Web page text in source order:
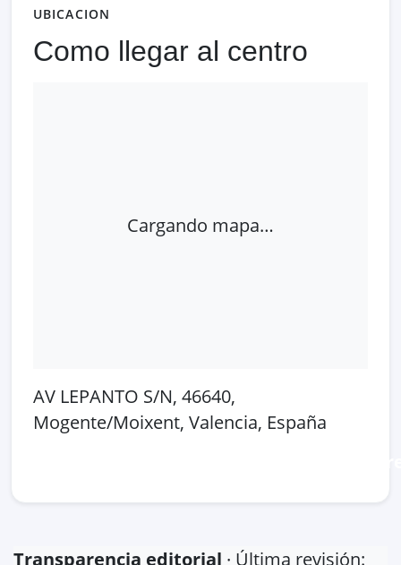
UBICACION
Como llegar al centro
Cargando mapa…
AV LEPANTO S/N, 46640,
Mogente/Moixent, Valencia, España
Transparencia editorial · Última revisión: